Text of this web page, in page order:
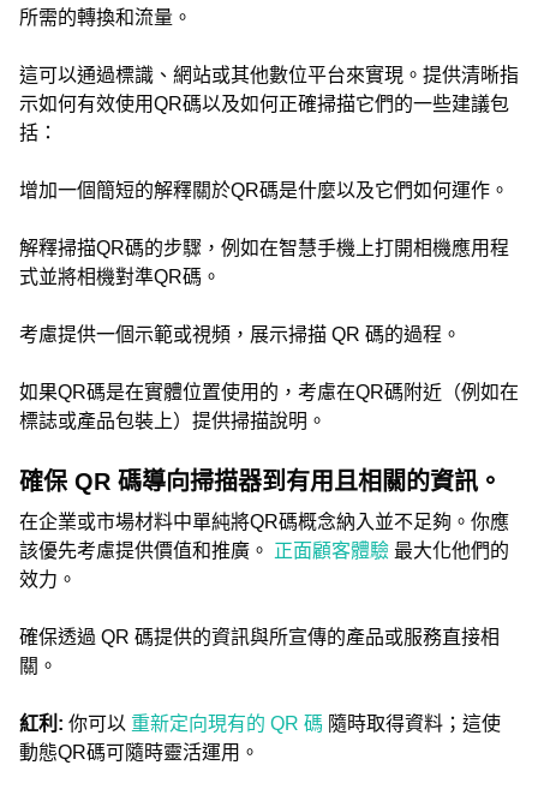
所需的轉換和流量。
這可以通過標識、網站或其他數位平台來實現。提供清晰指
示如何有效使用QR碼以及如何正確掃描它們的一些建議包
括：
增加一個簡短的解釋關於QR碼是什麼以及它們如何運作。
解釋掃描QR碼的步驟，例如在智慧手機上打開相機應用程
式並將相機對準QR碼。
考慮提供一個示範或視頻，展示掃描 QR 碼的過程。
如果QR碼是在實體位置使用的，考慮在QR碼附近（例如在
標誌或產品包裝上）提供掃描說明。
確保 QR 碼導向掃描器到有用且相關的資訊。
在企業或市場材料中單純將QR碼概念納入並不足夠。你應
該優先考慮提供價值和推廣。 正面顧客體驗 最大化他們的
效力。
確保透過 QR 碼提供的資訊與所宣傳的產品或服務直接相
關。
紅利: 你可以 重新定向現有的 QR 碼 隨時取得資料；這使
動態QR碼可隨時靈活運用。